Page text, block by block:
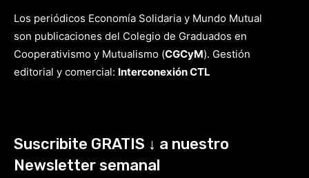
Los periódicos Economía Solidaria y Mundo Mutual
son publicaciones del Colegio de Graduados en
Cooperativismo y Mutualismo (CGCyM). Gestión
editorial y comercial: Interconexión CTL
Suscribite GRATIS ↓ a nuestro
Newsletter semanal